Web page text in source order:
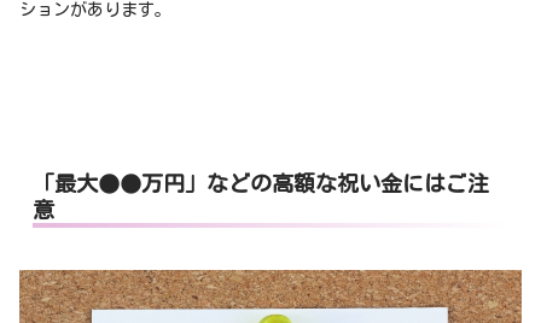
ションがあります。
「最大●●万円」などの高額な祝い金にはご注
意